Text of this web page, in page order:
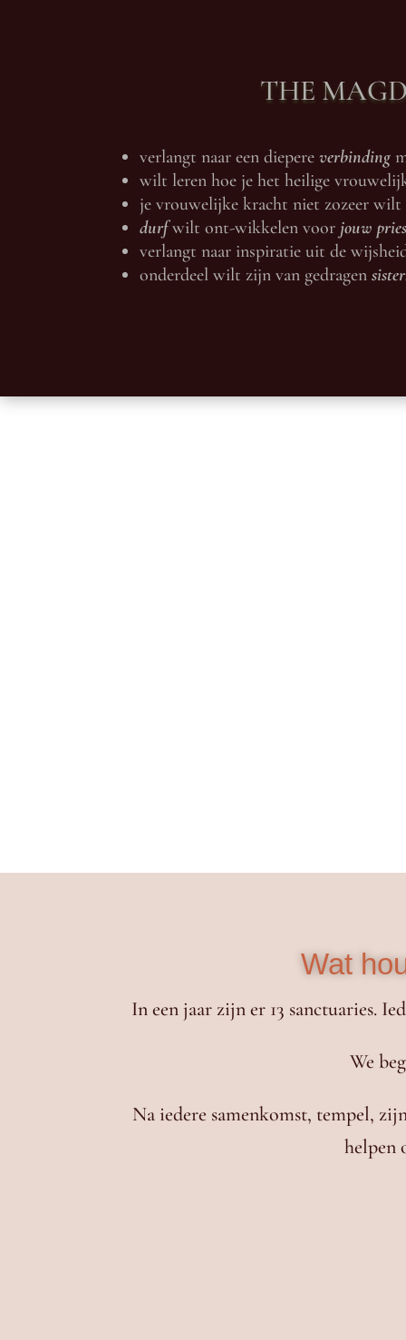
THE
verlangt naar een diepereverbinding
wilt leren hoe je het heilige
je vrouwelijke kracht niet zozeer
durfwilt ont-wikkelen voor jouw
verlangt naar inspiratie uit de
onderdeel wilt zijn van gedragen
Wat
In een jaar zijn er 13 sanctuaries.
We
Na iedere samenkomst, tempel,
helpen